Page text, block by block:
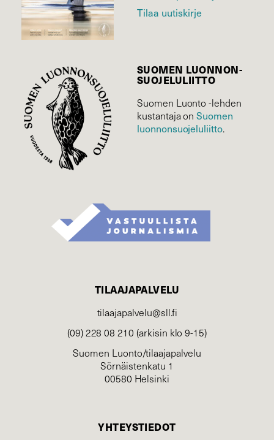
Tilaa uutiskirje
SUOMEN LUONNON­
SUOJELU­LIITTO
Suomen Luonto -lehden
kustantaja onSuomen
luonnonsuojelu­liitto.
TILAAJAPALVELU
tilaajapalvelu@sll.fi
(09) 228 08 210 (arkisin klo 9-15)
Suomen Luonto/tilaajapalvelu
Sörnäistenkatu 1
00580 Helsinki
YHTEYSTIEDOT